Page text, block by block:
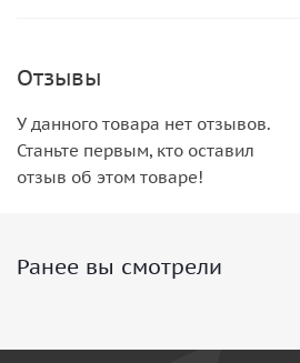
Отзывы
У данного товара нет отзывов.
Станьте первым, кто оставил
отзыв об этом товаре!
Ранее вы смотрели